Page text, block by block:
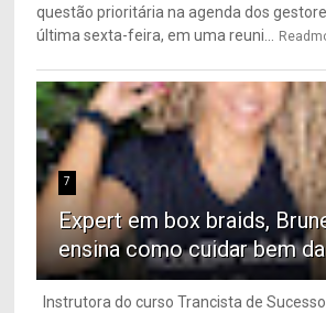
questão prioritária na agenda dos
última sexta-feira, em uma reuni...
7
Expert em box braids,
ensina como cuidar bem
Instrutora do curso Trancista de